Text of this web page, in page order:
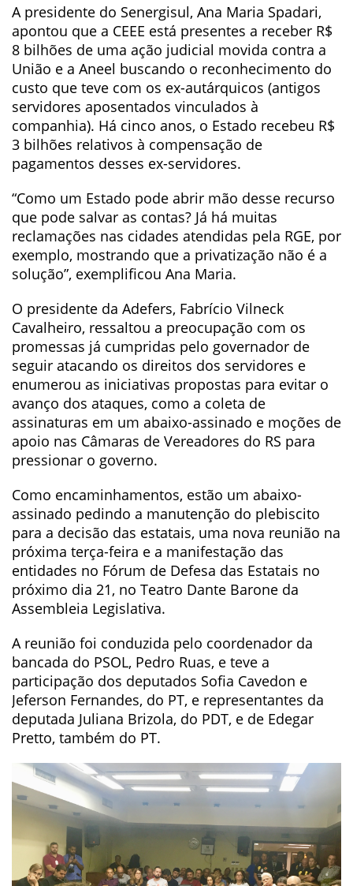
A presidente do Senergisul, Ana Maria Spadari,
apontou que a CEEE está presentes a receber R$
8 bilhões de uma ação judicial movida contra a
União e a Aneel buscando o reconhecimento do
custo que teve com os ex-autárquicos (antigos
servidores aposentados vinculados à
companhia). Há cinco anos, o Estado recebeu R$
3 bilhões relativos à compensação de
pagamentos desses ex-servidores.
“Como um Estado pode abrir mão desse recurso
que pode salvar as contas? Já há muitas
reclamações nas cidades atendidas pela RGE, por
exemplo, mostrando que a privatização não é a
solução”, exemplificou Ana Maria.
O presidente da Adefers, Fabrício Vilneck
Cavalheiro, ressaltou a preocupação com os
promessas já cumpridas pelo governador de
seguir atacando os direitos dos servidores e
enumerou as iniciativas propostas para evitar o
avanço dos ataques, como a coleta de
assinaturas em um abaixo-assinado e moções de
apoio nas Câmaras de Vereadores do RS para
pressionar o governo.
Como encaminhamentos, estão um abaixo-
assinado pedindo a manutenção do plebiscito
para a decisão das estatais, uma nova reunião na
próxima terça-feira e a manifestação das
entidades no Fórum de Defesa das Estatais no
próximo dia 21, no Teatro Dante Barone da
Assembleia Legislativa.
A reunião foi conduzida pelo coordenador da
bancada do PSOL, Pedro Ruas, e teve a
participação dos deputados Sofia Cavedon e
Jeferson Fernandes, do PT, e representantes da
deputada Juliana Brizola, do PDT, e de Edegar
Pretto, também do PT.